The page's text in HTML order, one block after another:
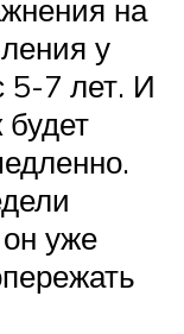
на
у
5-7 лет. И
будет
уже